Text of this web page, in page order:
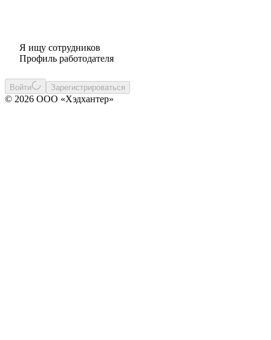
Я ищу сотрудников
Профиль работодателя
Войти Зарегистрироваться
© 2026 ООО «Хэдхантер»